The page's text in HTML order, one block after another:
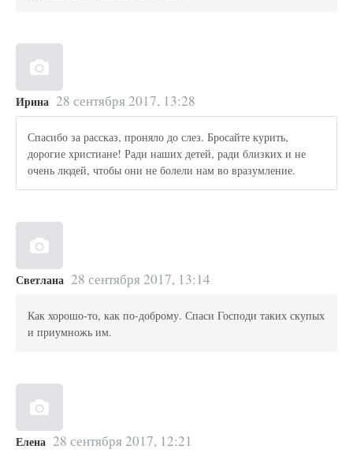
Ирина 28 сентября 2017, 13:28
Спасибо за рассказ, проняло до слез. Бросайте курить,
дорогие христиане! Ради наших детей, ради близких и не
очень людей, чтобы они не болели нам во вразумление.
Светлана 28 сентября 2017, 13:14
Как хорошо-то, как по-доброму. Спаси Господи таких скупых
и приумножь им.
Елена 28 сентября 2017, 12:21